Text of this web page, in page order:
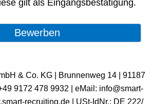
gilt als Eingangsbestätigung.
& Co. KG | Brunnenweg 14 | 91187
9172 478 9932 | eMail: info@smart-
recruiting.de | USt-IdNr.: DE 222/